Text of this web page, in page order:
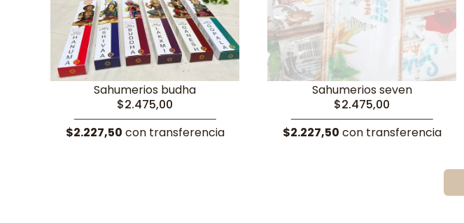
Sahumerios budha
$2.475,00
$2.227,50 con transferencia
Sahumerios seven
$2.475,00
$2.227,50 con transferencia